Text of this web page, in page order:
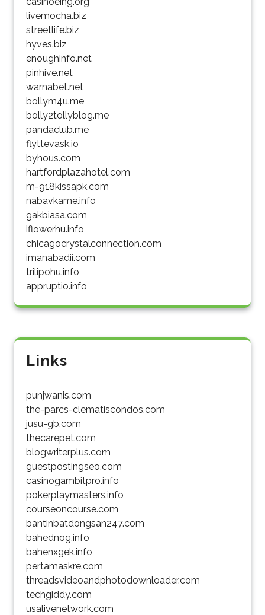
livemocha.biz
streetlife.biz
hyves.biz
enoughinfo.net
pinhive.net
warnabet.net
bollym4u.me
bolly2tollyblog.me
pandaclub.me
flyttevask.io
byhous.com
hartfordplazahotel.com
m-918kissapk.com
nabavkame.info
gakbiasa.com
iflowerhu.info
chicagocrystalconnection.com
imanabadii.com
trilipohu.info
appruptio.info
Links
punjwanis.com
the-parcs-clematiscondos.com
jusu-gb.com
thecarepet.com
blogwriterplus.com
guestpostingseo.com
casinogambitpro.info
pokerplaymasters.info
courseoncourse.com
bantinbatdongsan247.com
bahednog.info
bahenxgek.info
pertamaskre.com
threadsvideoandphotodownloader.com
techgiddy.com
usalivenetwork.com